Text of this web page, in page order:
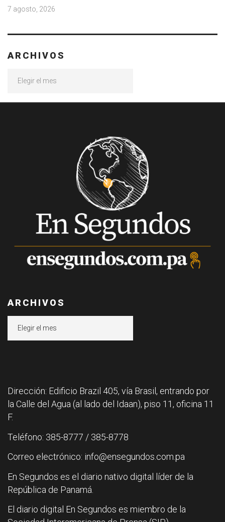
7 agosto, 2026
ARCHIVOS
ARCHIVOS
Dirección: Edificio Brazil 405, vía Brasil, entrando por
la Calle del Agua (al lado del Idaan), piso 11, oficina 11
F.
Teléfono: 385-8777 / 385-8778
Correo electrónico: info@ensegundos.com.pa
En Segundos es el diario nativo digital líder de la
República de Panamá.
El diario digital En Segundos es miembro de la